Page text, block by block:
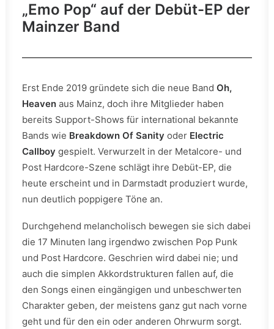
„Emo Pop“ auf der Debüt-EP der
Mainzer Band
Erst Ende 2019 gründete sich die neue Band Oh,
Heaven aus Mainz, doch ihre Mitglieder haben
bereits Support-Shows für international bekannte
Bands wie Breakdown Of Sanity oder Electric
Callboy gespielt. Verwurzelt in der Metalcore- und
Post Hardcore-Szene schlägt ihre Debüt-EP, die
heute erscheint und in Darmstadt produziert wurde,
nun deutlich poppigere Töne an.
Durchgehend melancholisch bewegen sie sich dabei
die 17 Minuten lang irgendwo zwischen Pop Punk
und Post Hardcore. Geschrien wird dabei nie; und
auch die simplen Akkordstrukturen fallen auf, die
den Songs einen eingängigen und unbeschwerten
Charakter geben, der meistens ganz gut nach vorne
geht und für den ein oder anderen Ohrwurm sorgt.